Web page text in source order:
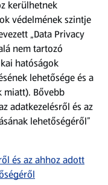
kerülhetnek
védelmének szintje
„Data Privacy
nem tartozó
hatóságok
lehetősége és a
Bővebb
adatkezelésről és az
lehetőségéről”
és az ahhoz adott